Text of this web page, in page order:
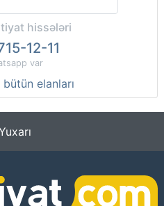
hissələri
12-11
var
bütün elanları